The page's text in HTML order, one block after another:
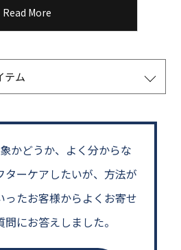
Read More
テム
かどうか、よく分からな
ターケアしたいが、方法が
ったお客様からよくお寄せ
にお答えしました。